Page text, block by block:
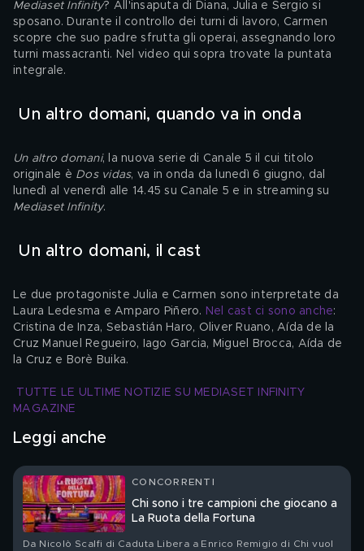
Mediaset Infinity? All'insaputa di Diana, Julia e Sergio si
sposano. Durante il controllo dei turni di lavoro, Carmen
scopre che suo padre sfrutta gli operai, assegnando loro
turni massacranti. Nel video qui sopra trovate la puntata
integrale.
Un altro domani, quando va in onda
Un altro domani, la nuova serie di Canale 5 il cui titolo
originale è Dos vidas, va in onda da lunedì 6 giugno, dal
lunedì al venerdì alle 14.45 su Canale 5 e in streaming su
Mediaset Infinity.
Un altro domani, il cast
Le due protagoniste Julia e Carmen sono interpretate da
Laura Ledesma e Amparo Piñero. Nel cast ci sono anche:
Cristina de Inza, Sebastián Haro, Oliver Ruano, Aída de la
Cruz Manuel Regueiro, Iago Garcia, Miguel Brocca, Aída de
la Cruz e Borè Buika.
TUTTE LE ULTIME NOTIZIE SU MEDIASET INFINITY
MAGAZINE
Leggi anche
CONCORRENTI
Chi sono i tre campioni che giocano a
La Ruota della Fortuna
Da Nicolò Scalfi di Caduta Libera a Enrico Remigio di Chi vuol